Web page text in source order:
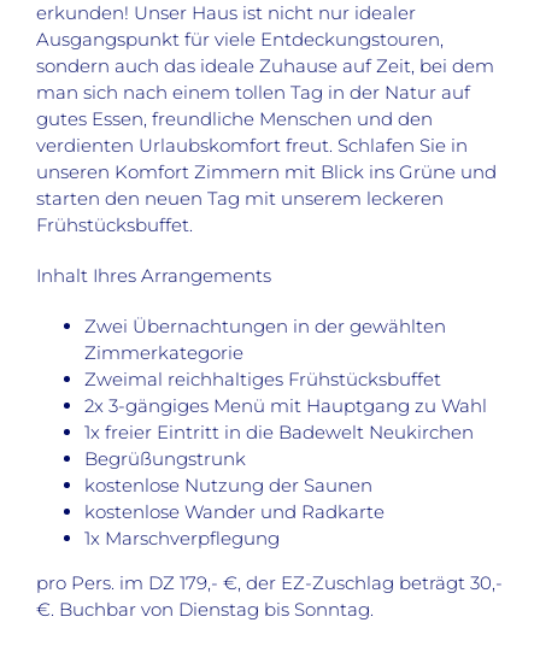
erkunden! Unser Haus ist nicht nur idealer
Ausgangspunkt für viele Entdeckungstouren,
sondern auch das ideale Zuhause auf Zeit, bei dem
man sich nach einem tollen Tag in der Natur auf
gutes Essen, freundliche Menschen und den
verdienten Urlaubskomfort freut. Schlafen Sie in
unseren Komfort Zimmern mit Blick ins Grüne und
starten den neuen Tag mit unserem leckeren
Frühstücksbuffet.
Inhalt Ihres Arrangements
Zwei Übernachtungen in der gewählten
Zimmerkategorie
Zweimal reichhaltiges Frühstücksbuffet
2x 3-gängiges Menü mit Hauptgang zu Wahl
1x freier Eintritt in die Badewelt Neukirchen
Begrüßungstrunk
kostenlose Nutzung der Saunen
kostenlose Wander und Radkarte
1x Marschverpflegung
pro Pers. im DZ 179,- €, der EZ-Zuschlag beträgt 30,-
€. Buchbar von Dienstag bis Sonntag.